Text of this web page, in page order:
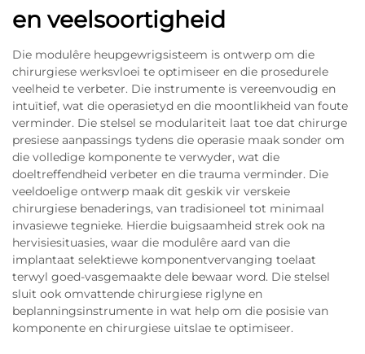
en veelsoortigheid
Die modulêre heupgewrigsisteem is ontwerp om die
chirurgiese werksvloei te optimiseer en die prosedurele
veelheid te verbeter. Die instrumente is vereenvoudig en
intuïtief, wat die operasietyd en die moontlikheid van foute
verminder. Die stelsel se modulariteit laat toe dat chirurge
presiese aanpassings tydens die operasie maak sonder om
die volledige komponente te verwyder, wat die
doeltreffendheid verbeter en die trauma verminder. Die
veeldoelige ontwerp maak dit geskik vir verskeie
chirurgiese benaderings, van tradisioneel tot minimaal
invasiewe tegnieke. Hierdie buigsaamheid strek ook na
hervisiesituasies, waar die modulêre aard van die
implantaat selektiewe komponentvervanging toelaat
terwyl goed-vasgemaakte dele bewaar word. Die stelsel
sluit ook omvattende chirurgiese riglyne en
beplanningsinstrumente in wat help om die posisie van
komponente en chirurgiese uitslae te optimiseer.